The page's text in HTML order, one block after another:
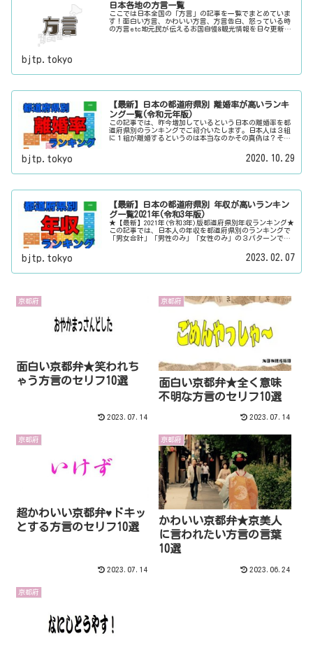
日本各地の方言一覧
ここでは日本全国の「方言」の記事を一覧でまとめていま
す！面白い方言、かわいい方言、方言告白、怒っている時
の方言etc地元民が伝えるお国自慢&観光情報を日々更新
bjtp.tokyo
【最新】日本の都道府県別 離婚率が高いランキ
ング一覧(令和元年版)
この記事では、昨今増加しているという日本の離婚率を都
道府県別のランキングでご紹介いたします。日本人は３組
に１組が離婚するというのは本当なのかその真偽は？その
スポット・デートスポット・パワースポット・心霊スポッ
トなどの各都道府県の観光情報・ローカル情報を配信して
bjtp.tokyo 2020.10.29
【最新】日本の都道府県別 年収が高いランキン
グ一覧2021年(令和3年版)
★【最新】2021年(令和3年)版都道府県別年収ランキング★
この記事では、日本人の年収を都道府県別のランキングで
「男女合計」「男性のみ」「女性のみ」の３パターンでご
齢と平均の勤続年数についても表示しています。
bjtp.tokyo 2023.02.07
京都府
面白い京都弁★笑われち
ゃう方言のセリフ10選
2023.07.14
京都府
面白い京都弁★全く意味
不明な方言のセリフ10選
2023.07.14
京都府
超かわいい京都弁♥ドキッ
とする方言のセリフ10選
2023.07.14
京都府
かわいい京都弁★京美人
に言われたい方言の言葉
10選
2023.06.24
京都府